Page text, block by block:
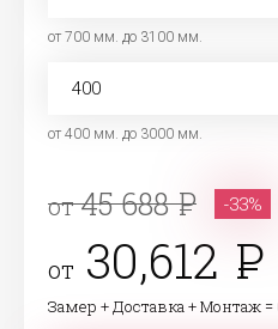
от 700 мм. до 3100 мм.
от 400 мм. до 3000 мм.
от45 688 -33%
от 30,612
Замер + Доставка + Монтаж =